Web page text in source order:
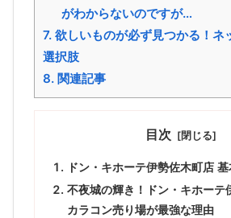
がわからないのですが…
7. 欲しいものが必ず見つかる！ネ
選択肢
8. 関連記事
目次
ドン・キホーテ伊勢佐木町店
不夜城の輝き！ドン・キホーテ
カラコン売り場が最強な理由